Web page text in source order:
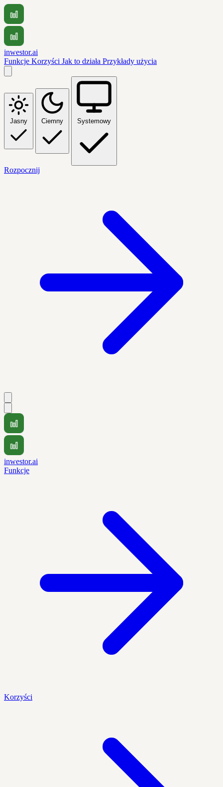
inwestor.ai
Funkcje Korzyści Jak to działa Przykłady użycia
Jasny Ciemny Systemowy
Rozpocznij
inwestor.ai
Funkcje
Korzyści